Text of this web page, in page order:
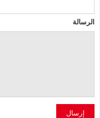
الرسالة
إرسال